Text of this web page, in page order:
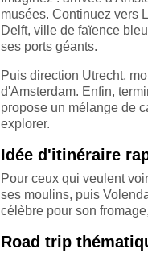
musées. Continuez vers
Delft, ville de faïence
ses ports géants.
Puis direction Utrecht,
d'Amsterdam. Enfin,
propose un mélange de
explorer.
Idée d'itinéraire
Pour ceux qui veulent
ses moulins, puis
célèbre pour son
Road trip